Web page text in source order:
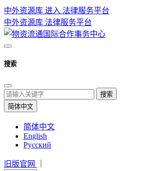
中外资源库 进入 法律服务平台
中外资源库 法律服务平台
搜索
搜索
简体中文
简体中文
English
Русский
旧版官网